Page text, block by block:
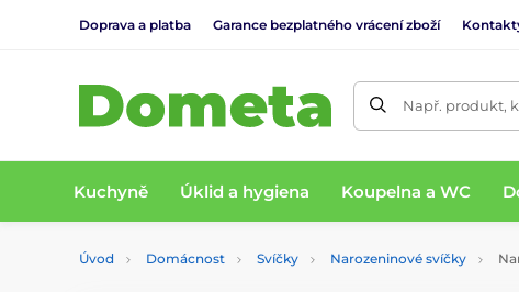
Doprava a platba Garance bezplatného vrácení zboží
Např. produkt,
Kuchyně Úklid a hygiena Koupelna a WC
Úvod Domácnost Svíčky Narozeninové svíčky